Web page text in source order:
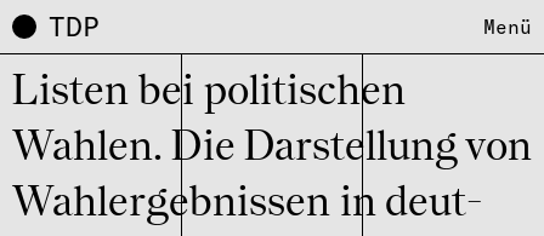
TDP Menü
Listen bei poli­ti­schen
Wahlen. Die Darstel­lung von
Wahl­er­geb­nis­sen in deut­